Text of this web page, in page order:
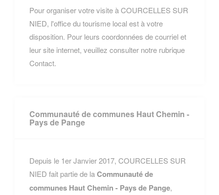
Pour organiser votre visite à COURCELLES SUR
NIED, l'office du tourisme local est à votre
disposition. Pour leurs coordonnées de courriel et
leur site internet, veuillez consulter notre rubrique
Contact.
Communauté de communes Haut Chemin -
Pays de Pange
Depuis le 1er Janvier 2017, COURCELLES SUR
NIED fait partie de laCommunauté de
communes Haut Chemin - Pays de Pange,